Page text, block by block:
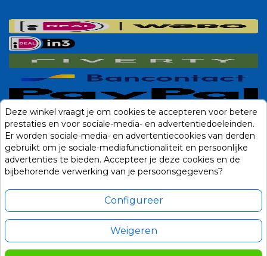
Deze winkel vraagt je om cookies te accepteren voor betere
prestaties en voor sociale-media- en advertentiedoeleinden.
Er worden sociale-media- en advertentiecookies van derden
gebruikt om je sociale-mediafunctionaliteit en persoonlijke
advertenties te bieden. Accepteer je deze cookies en de
bijbehorende verwerking van je persoonsgegevens?
Configureer
Weigeren